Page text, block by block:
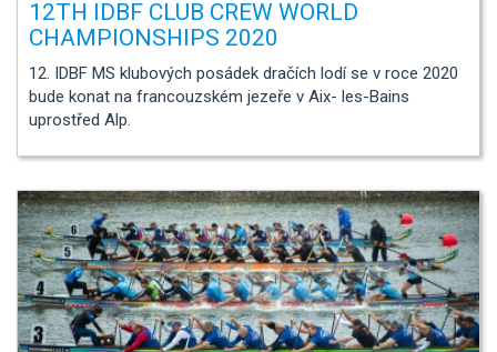
12TH IDBF CLUB CREW WORLD
CHAMPIONSHIPS 2020
12. IDBF MS klubových posádek dračích lodí se v roce 2020
bude konat na francouzském jezeře v Aix- les-Bains
uprostřed Alp.